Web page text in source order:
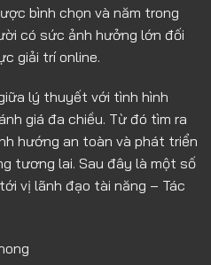
bình chọn và năm trong
có sức ảnh hưởng lớn đối
giải trí online.
lý thuyết với tình hình
giá đa chiều. Từ đó tìm ra
hướng an toàn và phát triển
tương lai. Sau đây là một số
vị lãnh đạo tài năng – Tác